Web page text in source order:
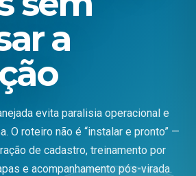
a
evita paralisia operacional e
O roteiro não é “instalar e pronto” —
de cadastro, treinamento por
e acompanhamento pós-virada.